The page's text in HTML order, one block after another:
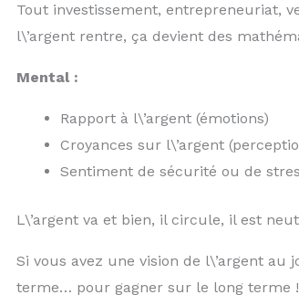
Tout investissement, entrepreneuriat,
l\’argent rentre, ça devient des
Mental :
Rapport à l\’argent (émotions)
Croyances sur l\’argent
Sentiment de sécurité ou de
L\’argent va et bien, il circule, il est
Si vous avez une vision de l\’argent
terme… pour gagner sur le long terme !